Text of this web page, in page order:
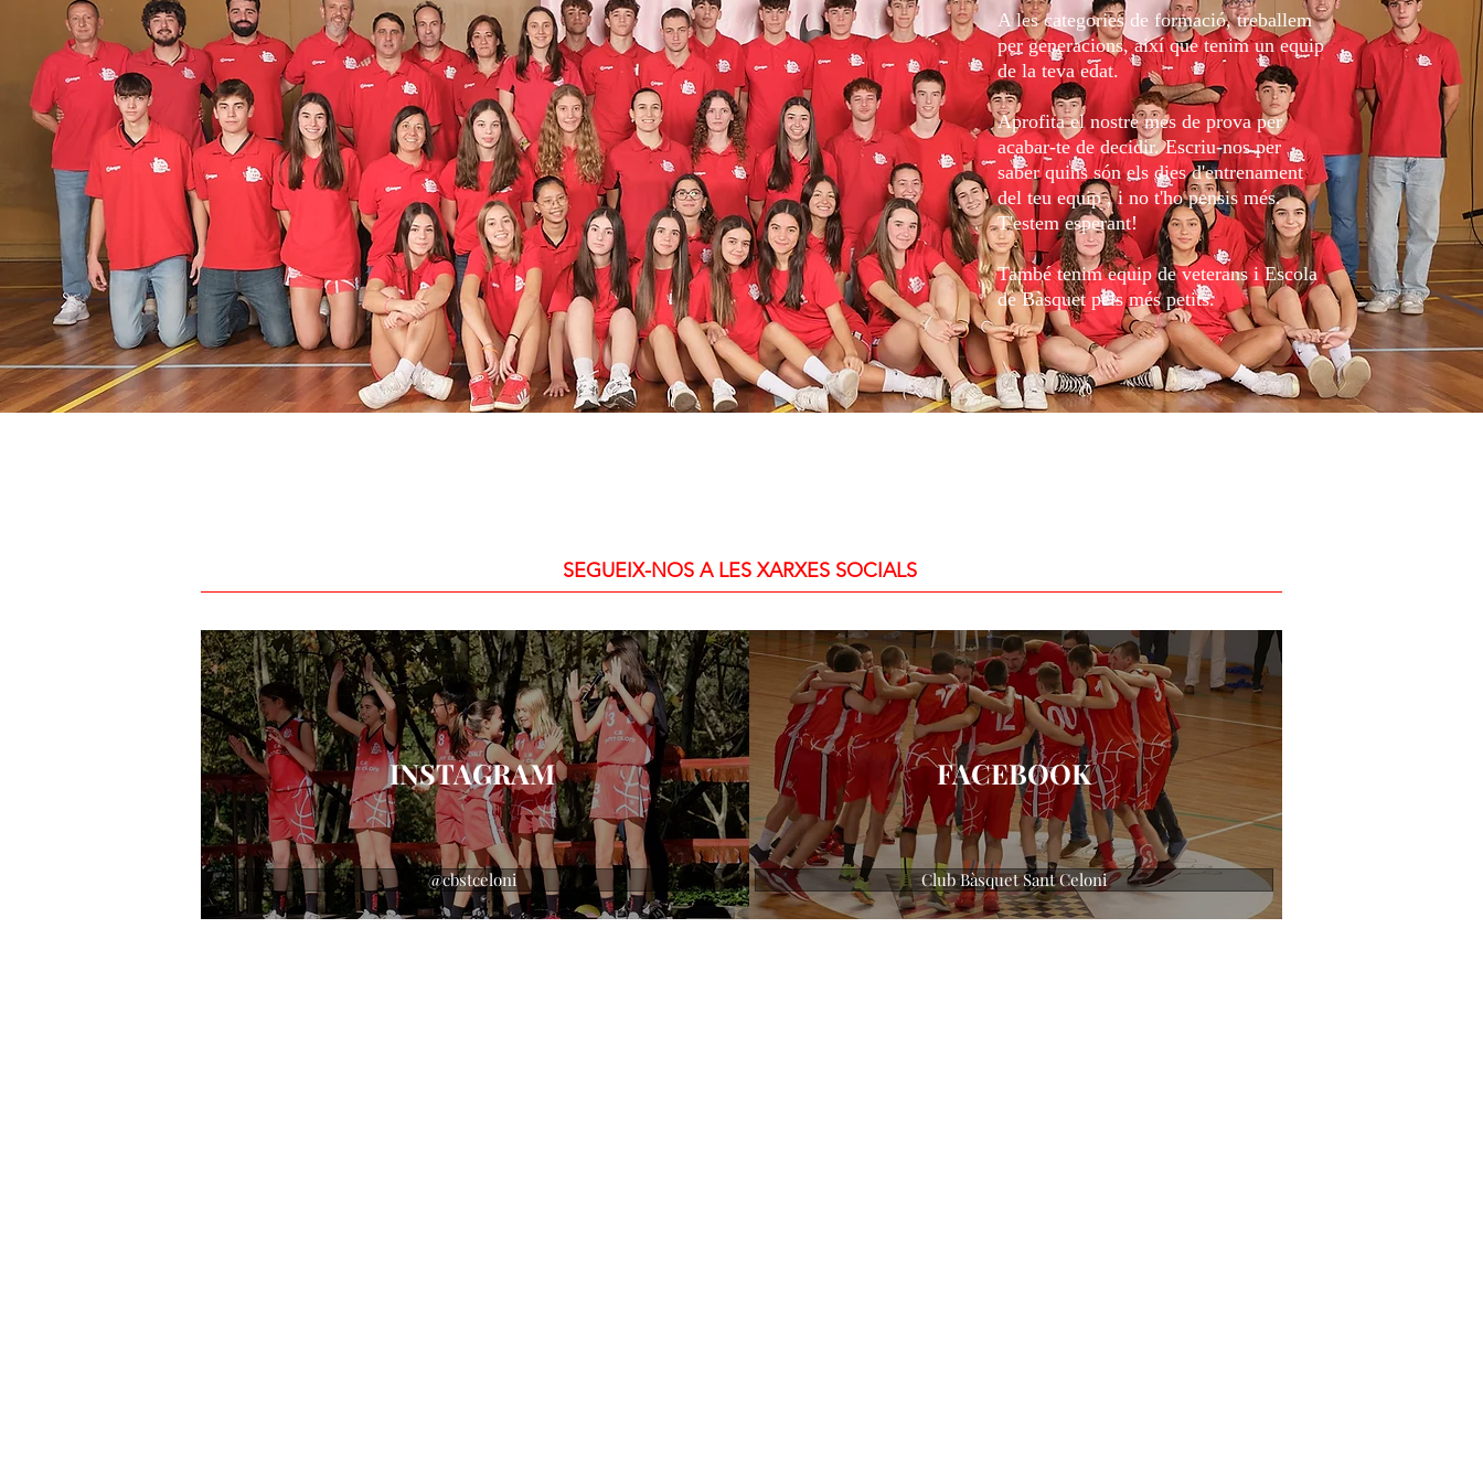
A les categories de formació, treballem
per generacions, així que tenim un equip
de la teva edat.
Aprofita el nostre mes de prova per
acabar-te de decidir. Escriu-nos per
saber quins són els dies d'entrenament
del teu equip , i no t'ho pensis més.
T'estem esperant!
També tenim equip de veterans i Escola
de Bàsquet pels més petits.
SEGUEIX-NOS A LES XARXES SOCIALS
INSTAGRAM
@cbstceloni
FACEBOOK
Club Bàsquet Sant Celoni